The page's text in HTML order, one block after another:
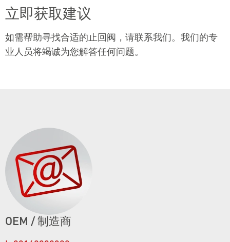
立即获取建议
如需帮助寻找合适的止回阀，请联系我们。我们的专
业人员将竭诚为您解答任何问题。
OEM / 制造商